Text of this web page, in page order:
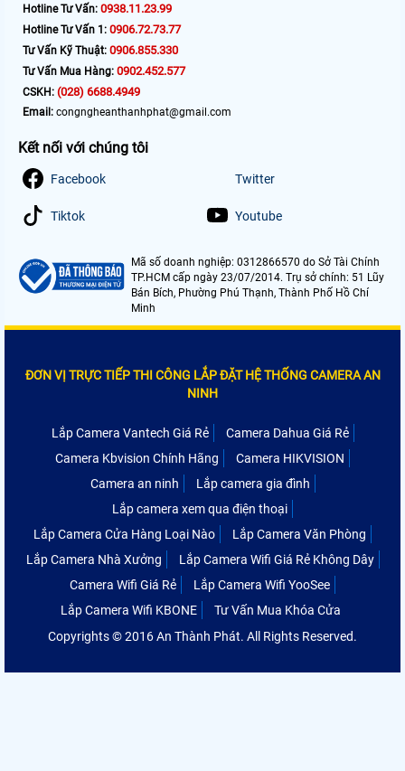
Hotline Tư Vấn: 0938.11.23.99
Hotline Tư Vấn 1: 0906.72.73.77
Tư Vấn Kỹ Thuật: 0906.855.330
Tư Vấn Mua Hàng: 0902.452.577
CSKH: (028) 6688.4949
Email: congngheanthanhphat@gmail.com
Kết nối với chúng tôi
Facebook Twitter
Tiktok Youtube
Mã số doanh nghiệp: 0312866570 do Sở Tài Chính
TP.HCM cấp ngày 23/07/2014. Trụ sở chính: 51 Lũy
Bán Bích, Phường Phú Thạnh, Thành Phố Hồ Chí
Minh
ĐƠN VỊ TRỰC TIẾP THI CÔNG LẮP ĐẶT HỆ THỐNG CAMERA AN
NINH
Lắp Camera Vantech Giá Rẻ
Camera Dahua Giá Rẻ
Camera Kbvision Chính Hãng
Camera HIKVISION
Camera an ninh
Lắp camera gia đình
Lắp camera xem qua điện thoại
Lắp Camera Cửa Hàng Loại Nào
Lắp Camera Văn Phòng
Lắp Camera Nhà Xưởng
Lắp Camera Wifi Giá Rẻ Không Dây
Camera Wifi Giá Rẻ
Lắp Camera Wifi YooSee
Lắp Camera Wifi KBONE
Tư Vấn Mua Khóa Cửa
Copyrights © 2016 An Thành Phát. All Rights Reserved.